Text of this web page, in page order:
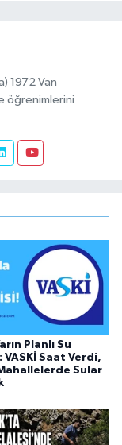
1972 Van
öğrenimlerini
mezunu
yaptığı vatani
İl
sosyal medyayı
Planlı Su
VASKİ Saat Verdi,
Sular